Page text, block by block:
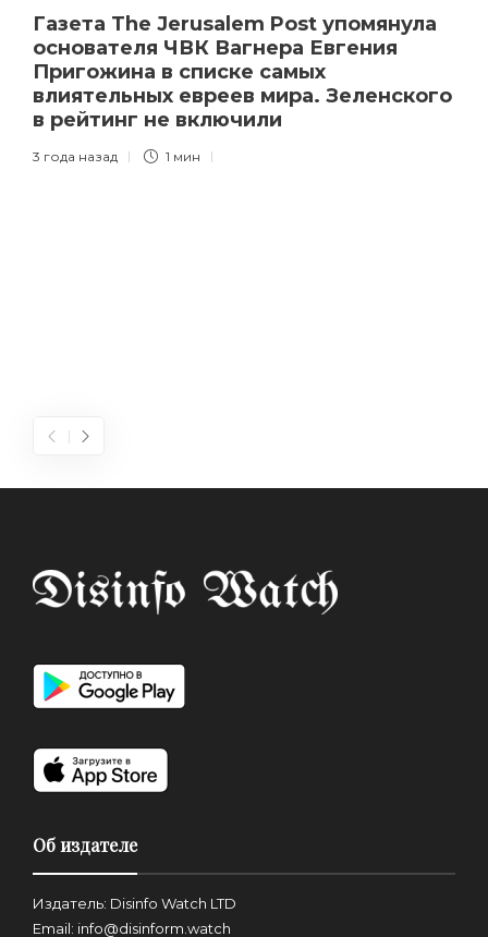
Газета The Jerusalem Post упомянула
основателя ЧВК Вагнера Евгения
Пригожина в списке самых
влиятельных евреев мира. Зеленского
в рейтинг не включили
3 года назад 1 мин
Об издателе
Издатель: Disinfo Watch LTD
Email: info@disinform.watch